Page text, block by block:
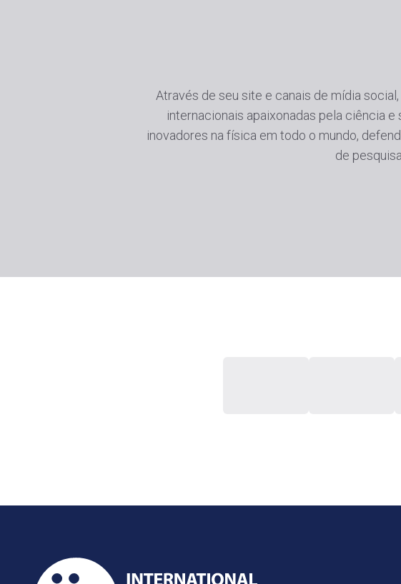
Através de seu site e canais de mídia
internacionais apaixonadas pela ciência
inovadores na física em todo o mundo,
de